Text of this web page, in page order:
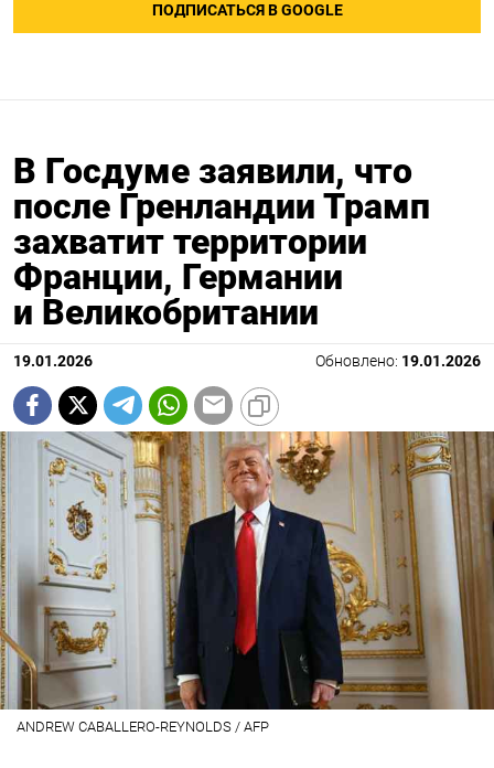
ПОДПИСАТЬСЯ В GOOGLE
В Госдуме заявили, что
после Гренландии Трамп
захватит территории
Франции, Германии
и Великобритании
19.01.2026 Обновлено: 19.01.2026
ANDREW CABALLERO-REYNOLDS / AFP